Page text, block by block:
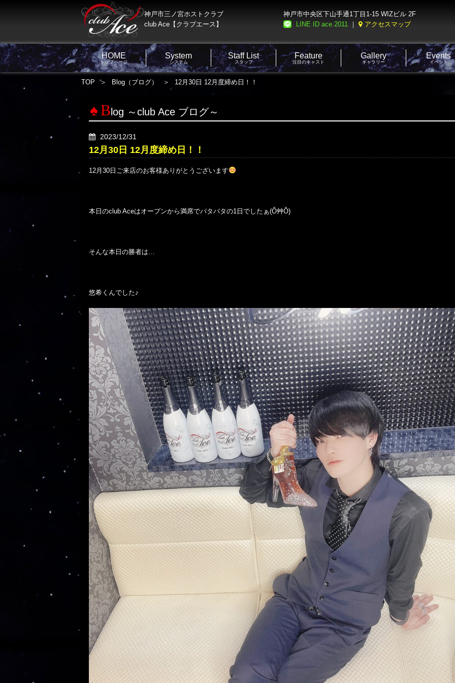
神戸市三ノ宮ホストクラブ
club Ace【クラブエース】
神戸市中央区下山手通1丁目1-15 WIZビル 2F
LINE ID ace.2011 ｜ アクセスマップ
HOME
トップページ
System
システム
Staff List
スタッフ
Feature
注目のキャスト
Gallery
ギャラリー
Events
イベント
TOP Blog（ブログ） 12月30日 12月度締め日！！
B log ～club Ace ブログ～
2023/12/31
12月30日 12月度締め日！！
12月30日ご来店のお客様ありがとうございます
本日のclub Aceはオープンから満席でバタバタの1日でしたぁ(Ŏ艸Ŏ)
そんな本日の勝者は…
悠希くんでした♪